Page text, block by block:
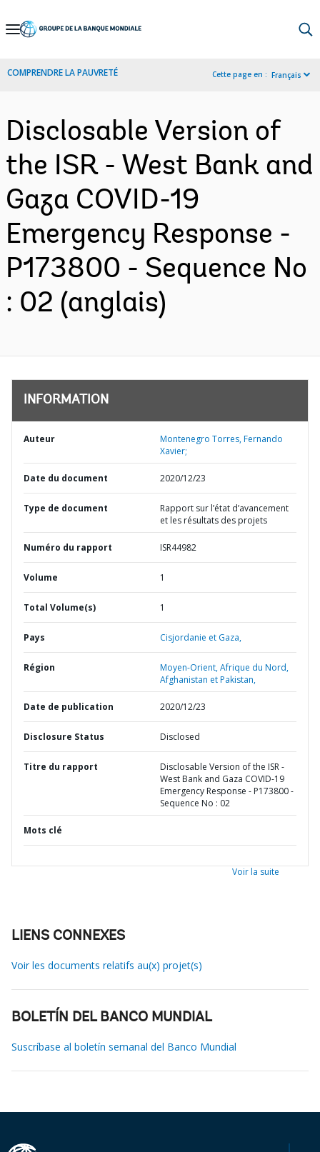
Skip
Navigation
COMPRENDRE LA PAUVRETÉ Cette page en : Français
Disclosable Version of
the ISR - West Bank and
Gaza COVID-19
Emergency Response -
P173800 - Sequence No
: 02 (anglais)
INFORMATION
Auteur
Montenegro Torres, Fernando
Xavier;
Date du document 2020/12/23
Type de document
Rapport sur l’état d’avancement
et les résultats des projets
Numéro du rapport ISR44982
Volume 1
Total Volume(s) 1
Pays Cisjordanie et Gaza,
Région
Moyen-Orient, Afrique du Nord,
Afghanistan et Pakistan,
Date de publication 2020/12/23
Disclosure Status Disclosed
Titre du rapport
Disclosable Version of the ISR -
West Bank and Gaza COVID-19
Emergency Response - P173800 -
Sequence No : 02
Mots clé
Voir la suite
LIENS CONNEXES
Voir les documents relatifs au(x) projet(s)
BOLETÍN DEL BANCO MUNDIAL
Suscríbase al boletín semanal del Banco Mundial